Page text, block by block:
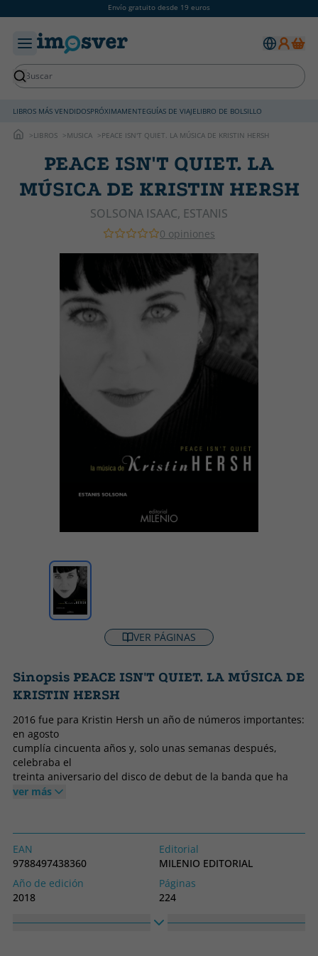
Envío gratuito desde 19 euros
LIBROS MÁS VENDIDOSPRÓXIMAMENTEGUÍAS DE VIAJELIBRO DE BOLSILLO
LIBROS MUSICA PEACE ISN'T QUIET. LA MÚSICA DE KRISTIN HERSH
PEACE ISN'T QUIET. LA
MÚSICA DE KRISTIN HERSH
SOLSONA ISAAC, ESTANIS
0 opiniones
VER PÁGINAS
Sinopsis PEACE ISN'T QUIET. LA MÚSICA DE
KRISTIN HERSH
2016 fue para Kristin Hersh un año de números importantes:
en agosto
cumplía cincuenta años y, solo unas semanas después,
celebraba el
treinta aniversario del disco de debut de la banda que ha
mantenido
Hersh ha destapado ángulos obtusos en la música rock y folk
armando
decenas de discos entre esa primera banda, su producción
en
solitario (una faceta que desarrolló tras editar un primer
álbum acústico
de manera casi fortuita) y 50FootWave, un segundo grupo
ver más
EAN
9788497438360
Editorial
MILENIO EDITORIAL
Año de edición
2018
Páginas
224
Idioma